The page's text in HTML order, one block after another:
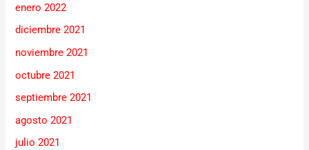
enero 2022
diciembre 2021
noviembre 2021
octubre 2021
septiembre 2021
agosto 2021
julio 2021